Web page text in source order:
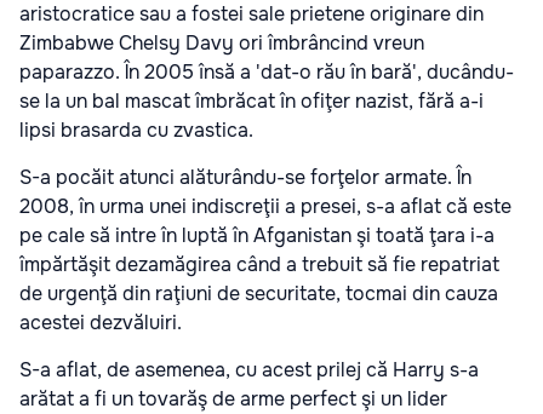
aristocratice sau a fostei sale prietene originare din
Zimbabwe Chelsy Davy ori îmbrâncind vreun
paparazzo. În 2005 însă a 'dat-o rău în bară', ducându-
se la un bal mascat îmbrăcat în ofiţer nazist, fără a-i
lipsi brasarda cu zvastica.
S-a pocăit atunci alăturându-se forţelor armate. În
2008, în urma unei indiscreţii a presei, s-a aflat că este
pe cale să intre în luptă în Afganistan şi toată ţara i-a
împărtăşit dezamăgirea când a trebuit să fie repatriat
de urgenţă din raţiuni de securitate, tocmai din cauza
acestei dezvăluiri.
S-a aflat, de asemenea, cu acest prilej că Harry s-a
arătat a fi un tovarăş de arme perfect şi un lider